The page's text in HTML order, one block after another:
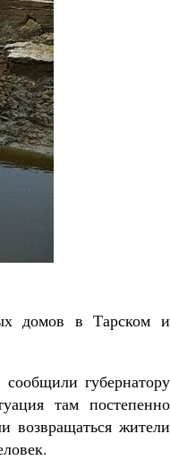
домов в Тарском и
губернатору
там постепенно
возвращаться жители